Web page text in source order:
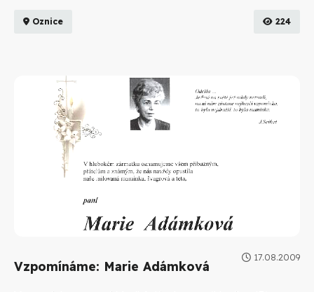
Oznice 224
17.08.2009
Vzpomínáme: Marie Adámková